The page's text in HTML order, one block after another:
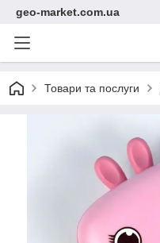
geo-market.com.ua
Товари та послуги